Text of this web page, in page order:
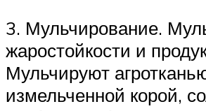
3. Мульчирование.
жаростойкости и
Мульчируют
измельченной корой,